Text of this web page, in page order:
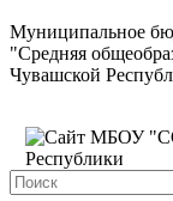
Муниципальное
"Средняя
Чувашской